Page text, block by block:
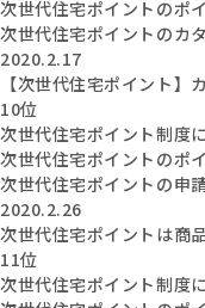
次世代住宅ポイントのポ
次世代住宅ポイントのカ
2020.2.17
【次世代住宅ポイント】
10位
次世代住宅ポイント制度
次世代住宅ポイントのポ
次世代住宅ポイントの申
2020.2.26
次世代住宅ポイントは商
11位
次世代住宅ポイント制度